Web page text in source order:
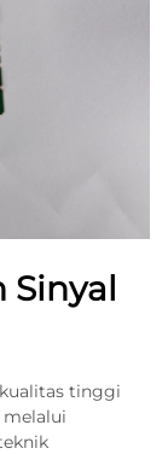
Sinyal
tinggi
melalui